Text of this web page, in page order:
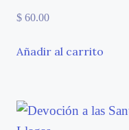
$ 60.00
Añadir al carrito